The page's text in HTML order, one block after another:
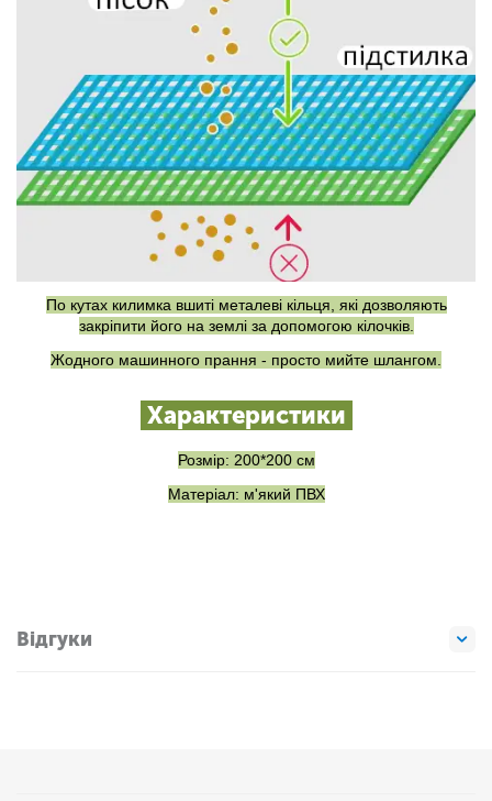
По кутах килимка вшиті металеві кільця, які дозволяють
закріпити його на землі за допомогою кілочків.
Жодного машинного прання - просто мийте шлангом.
Характеристики
Розмір: 200*200 см
Матеріал: м'який ПВХ
Відгуки